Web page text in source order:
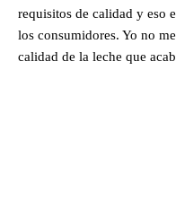
requisitos de calidad y eso
los consumidores. Yo no
calidad de la leche que